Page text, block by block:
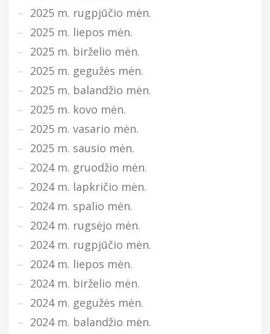
2025 m. rugpjūčio mėn.
2025 m. liepos mėn.
2025 m. birželio mėn.
2025 m. gegužės mėn.
2025 m. balandžio mėn.
2025 m. kovo mėn.
2025 m. vasario mėn.
2025 m. sausio mėn.
2024 m. gruodžio mėn.
2024 m. lapkričio mėn.
2024 m. spalio mėn.
2024 m. rugsėjo mėn.
2024 m. rugpjūčio mėn.
2024 m. liepos mėn.
2024 m. birželio mėn.
2024 m. gegužės mėn.
2024 m. balandžio mėn.